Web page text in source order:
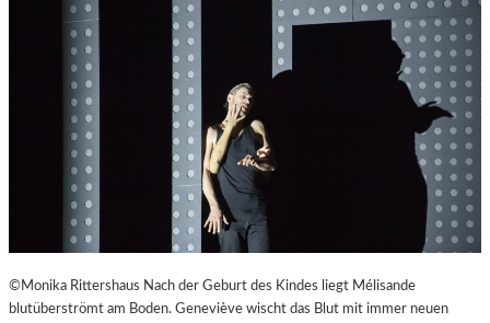
©Monika Rittershaus Nach der Geburt des Kindes liegt Mélisande
blutüberströmt am Boden. Geneviève wischt das Blut mit immer neuen